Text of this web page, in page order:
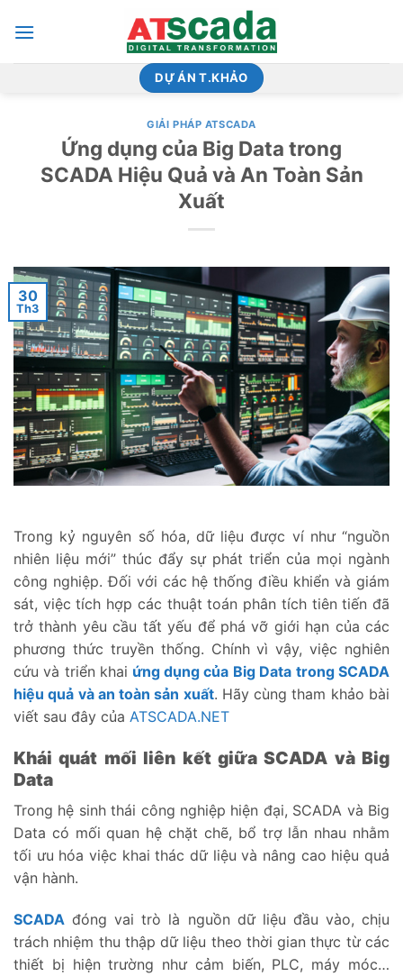
qua
DỰ ÁN T.KHẢO
GIẢI PHÁP ATSCADA
Ứng dụng của Big Data trong
SCADA Hiệu Quả và An Toàn Sản
Xuất
30
Th3
Trong kỷ nguyên số hóa, dữ liệu được ví như “nguồn
nhiên liệu mới” thúc đẩy sự phát triển của mọi ngành
công nghiệp. Đối với các hệ thống điều khiển và giám
sát, việc tích hợp các thuật toán phân tích tiên tiến đã
trở thành yêu cầu tất yếu để phá vỡ giới hạn của các
phương thức truyền thống. Chính vì vậy, việc nghiên
cứu và triển khai ứng dụng của Big Data trong SCADA
hiệu quả và an toàn sản xuất. Hãy cùng tham khảo bài
viết sau đây của ATSCADA.NET
Khái quát mối liên kết giữa SCADA và Big
Data
Trong hệ sinh thái công nghiệp hiện đại, SCADA và Big
Data có mối quan hệ chặt chẽ, bổ trợ lẫn nhau nhằm
tối ưu hóa việc khai thác dữ liệu và nâng cao hiệu quả
vận hành.
SCADA đóng vai trò là nguồn dữ liệu đầu vào, chịu
trách nhiệm thu thập dữ liệu theo thời gian thực từ các
thiết bị hiện trường như cảm biến, PLC, máy móc…